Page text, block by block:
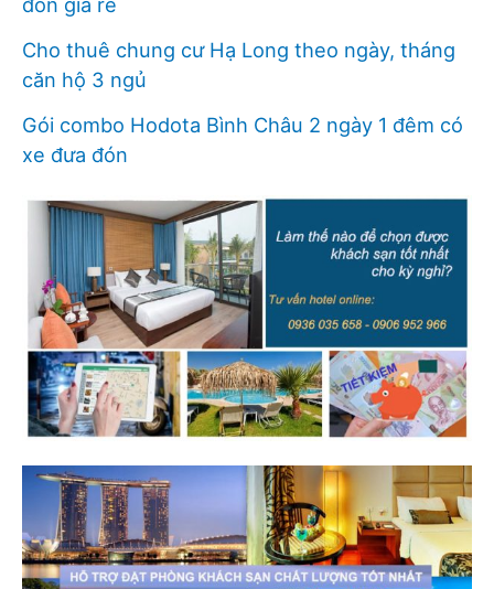
đón giá rẻ
Cho thuê chung cư Hạ Long theo ngày, tháng
căn hộ 3 ngủ
Gói combo Hodota Bình Châu 2 ngày 1 đêm có
xe đưa đón